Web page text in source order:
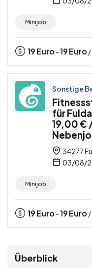
Minijob
19Euro -19Euro /
Sonstige
für
19,00 €
34277
03/08/
Minijob
19Euro -19Euro /
Überblick